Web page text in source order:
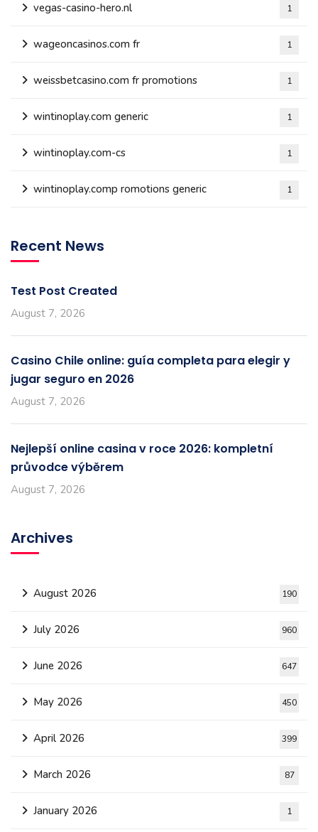
vegas-casino-hero.nl 1
wageoncasinos.com fr 1
weissbetcasino.com fr promotions 1
wintinoplay.com generic 1
wintinoplay.com-cs 1
wintinoplay.comp romotions generic 1
Recent News
Test Post Created
August 7, 2026
Casino Chile online: guía completa para elegir y
jugar seguro en 2026
August 7, 2026
Nejlepší online casina v roce 2026: kompletní
průvodce výběrem
August 7, 2026
Archives
August 2026 190
July 2026 960
June 2026 647
May 2026 450
April 2026 399
March 2026 87
January 2026 1